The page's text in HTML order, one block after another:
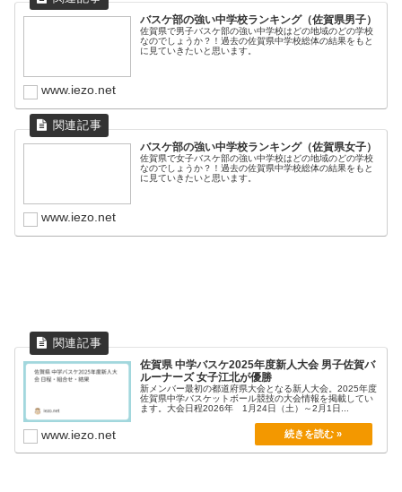
バスケ部の強い中学校ランキング（佐賀県男子）
佐賀県で男子バスケ部の強い中学校はどの地域のどの学校
なのでしょうか？！過去の佐賀県中学校総体の結果をもと
に見ていきたいと思います。
www.iezo.net
バスケ部の強い中学校ランキング（佐賀県女子）
佐賀県で女子バスケ部の強い中学校はどの地域のどの学校
なのでしょうか？！過去の佐賀県中学校総体の結果をもと
に見ていきたいと思います。
www.iezo.net
佐賀県 中学バスケ2025年度新人大会 男子佐賀バ
ルーナーズ 女子江北が優勝
新メンバー最初の都道府県大会となる新人大会。2025年度
佐賀県中学バスケットボール競技の大会情報を掲載してい
ます。大会日程2026年 1月24日（土）～2月1日...
www.iezo.net